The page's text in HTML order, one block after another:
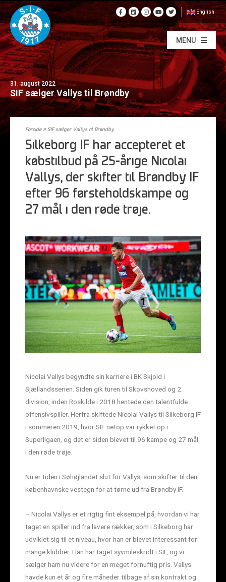
English
MENU
31. august 2022
SIF sælger Vallys til Brøndby
Forside»SIF sælger Vallys til Brøndby
Silkeborg IF har accepteret et
købstilbud på 25-årige Nicolai
Vallys, der skifter til Brøndby IF
efter 96 førsteholdskampe og
27 mål i den røde trøje.
Nicolai Vallys begyndte sin karriere i BK Skjold i
Sjællandsserien. Siden gik turen til Skovshoved og 2.
division, inden Roskilde i 2018 hentede den talentfulde
offensivspiller. Herfra skiftede Nicolai Vallys til Silkeborg IF
i sommeren 2019, hvor SIF netop var rykket op i
Superligaen, og det er siden blevet til 96 kampe og 27 mål
i den røde trøje.
Nu er tiden i Søhøjlandet slut for Vallys, som skifter til den
københavnske vestegn for at tørne ud fra Brøndby IF.
– Nicolai Vallys er et rigtig fint eksempel på, hvordan vi har
taget en spiller ind fra lavere rækker, som i Silkeborg har
udviklet sig til et niveau, hvor han er blevet interessant for
mange klubber. Han har taget syvmileskridt i SIF, og vi
sælger ham nu videre for en meget fornuftig pris. Vallys
havde kun et år og fire måneder tilbage af sin kontrakt og